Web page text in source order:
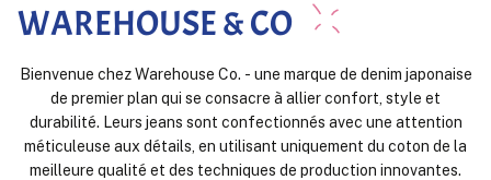
WAREHOUSE & CO
Bienvenue chez Warehouse Co. - une marque de denim japonaise
de premier plan qui se consacre à allier confort, style et
durabilité. Leurs jeans sont confectionnés avec une attention
méticuleuse aux détails, en utilisant uniquement du coton de la
meilleure qualité et des techniques de production innovantes.